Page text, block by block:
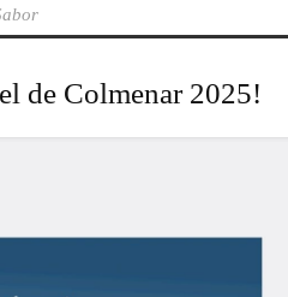
de Colmenar 2025!